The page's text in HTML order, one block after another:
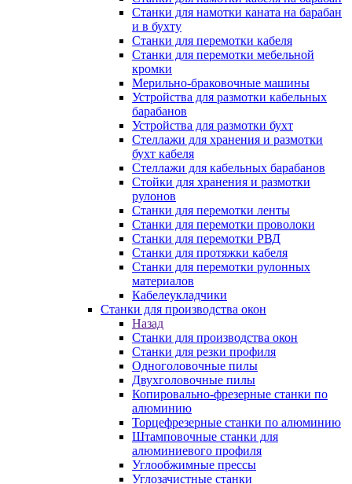
Станки для намотки каната на барабан
и в бухту
Станки для перемотки кабеля
Станки для перемотки мебельной
кромки
Мерильно-браковочные машины
Устройства для размотки кабельных
барабанов
Устройства для размотки бухт
Стеллажи для хранения и размотки
бухт кабеля
Стеллажи для кабельных барабанов
Стойки для хранения и размотки
рулонов
Станки для перемотки ленты
Станки для перемотки проволоки
Станки для перемотки РВД
Станки для протяжки кабеля
Станки для перемотки рулонных
материалов
Кабелеукладчики
Станки для производства окон
Назад
Станки для производства окон
Станки для резки профиля
Одноголовочные пилы
Двухголовочные пилы
Копировально-фрезерные станки по
алюминию
Торцефрезерные станки по алюминию
Штамповочные станки для
алюминиевого профиля
Углообжимные прессы
Углозачистные станки